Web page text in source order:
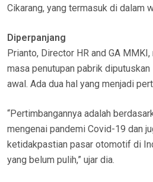
Cikarang, yang termasuk di dalam
Diperpanjang
Prianto, Director HR and GA
masa penutupan pabrik
awal. Ada dua hal yang menjadi
“Pertimbangannya adalah
mengenai pandemi Covid-19 dan
ketidakpastian pasar otomotif di
yang belum pulih,” ujar dia.